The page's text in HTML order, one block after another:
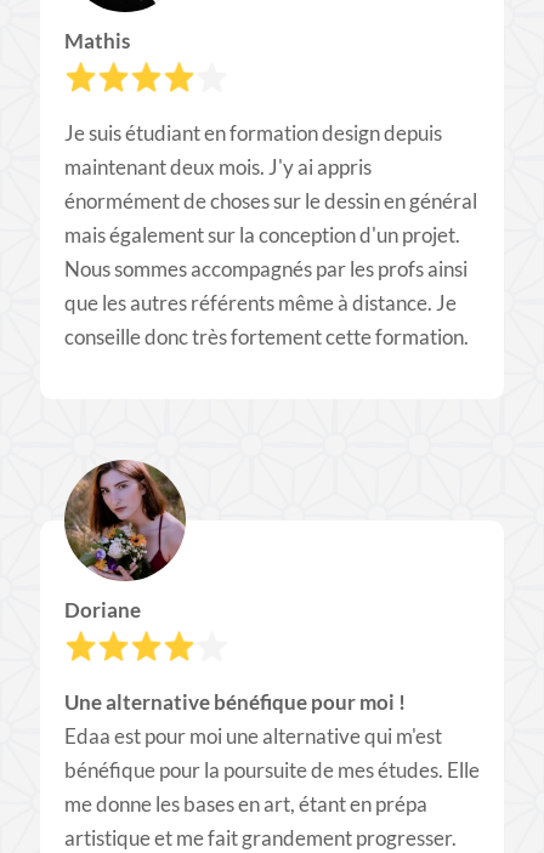
Mathis
Je suis étudiant en formation design depuis
maintenant deux mois. J'y ai appris
énormément de choses sur le dessin en général
mais également sur la conception d'un projet.
Nous sommes accompagnés par les profs ainsi
que les autres référents même à distance. Je
conseille donc très fortement cette formation.
Doriane
Une alternative bénéfique pour moi !
Edaa est pour moi une alternative qui m'est
bénéfique pour la poursuite de mes études. Elle
me donne les bases en art, étant en prépa
artistique et me fait grandement progresser.